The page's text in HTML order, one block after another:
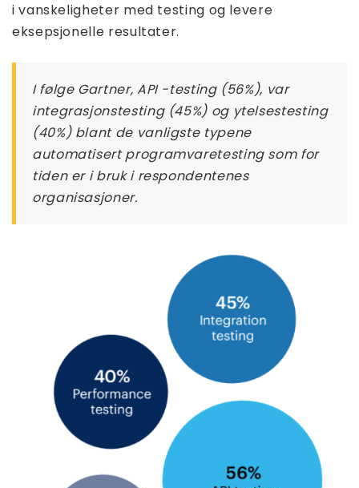
i vanskeligheter med testing og levere
eksepsjonelle resultater.
I følge Gartner, API -testing (56%), var
integrasjonstesting (45%) og ytelsestesting
(40%) blant de vanligste typene
automatisert programvaretesting som for
tiden er i bruk i respondentenes
organisasjoner.